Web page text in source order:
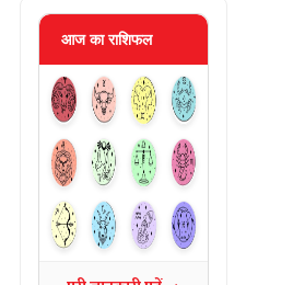
आज का राशिफल